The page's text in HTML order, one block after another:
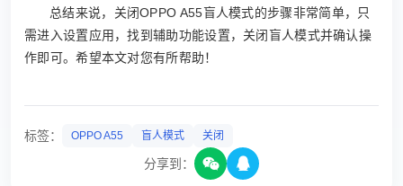
总结来说，关闭OPPO A55盲人模式的步骤非常简单，只
需进入设置应用，找到辅助功能设置，关闭盲人模式并确认操
作即可。希望本文对您有所帮助！
标签： OPPO A55 盲人模式 关闭
分享到：